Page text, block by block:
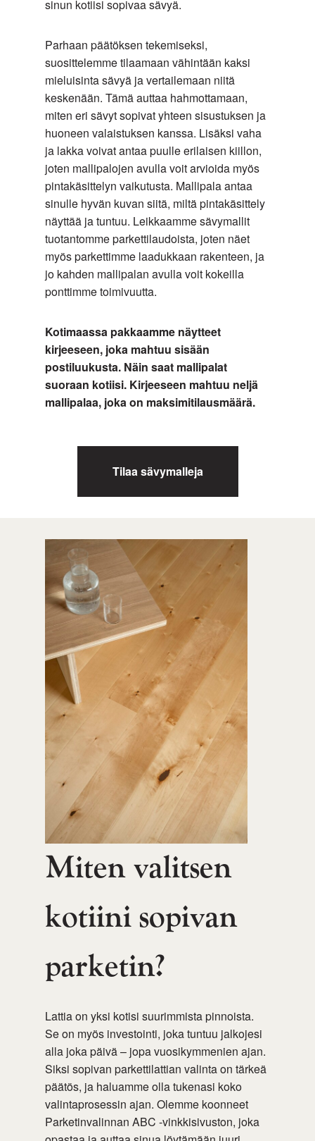
sinun kotiisi sopivaa sävyä.
Parhaan päätöksen tekemiseksi,
suosittelemme tilaamaan vähintään kaksi
mieluisinta sävyä ja vertailemaan niitä
keskenään. Tämä auttaa hahmottamaan,
miten eri sävyt sopivat yhteen sisustuksen ja
huoneen valaistuksen kanssa. Lisäksi vaha
ja lakka voivat antaa puulle erilaisen kiillon,
joten mallipalojen avulla voit arvioida myös
pintakäsittelyn vaikutusta. Mallipala antaa
sinulle hyvän kuvan siitä, miltä pintakäsittely
näyttää ja tuntuu. Leikkaamme sävymallit
tuotantomme parkettilaudoista, joten näet
myös parkettimme laadukkaan rakenteen, ja
jo kahden mallipalan avulla voit kokeilla
ponttimme toimivuutta.
Kotimaassa pakkaamme näytteet
kirjeeseen, joka mahtuu sisään
postiluukusta. Näin saat mallipalat
suoraan kotiisi. Kirjeeseen mahtuu neljä
mallipalaa, joka on maksimitilausmäärä.
Tilaa sävymalleja
Miten valitsen
kotiini sopivan
parketin?
Lattia on yksi kotisi suurimmista pinnoista.
Se on myös investointi, joka tuntuu jalkojesi
alla joka päivä – jopa vuosikymmenien ajan.
Siksi sopivan parkettilattian valinta on tärkeä
päätös, ja haluamme olla tukenasi koko
valintaprosessin ajan. Olemme koonneet
Parketinvalinnan ABC -vinkkisivuston, joka